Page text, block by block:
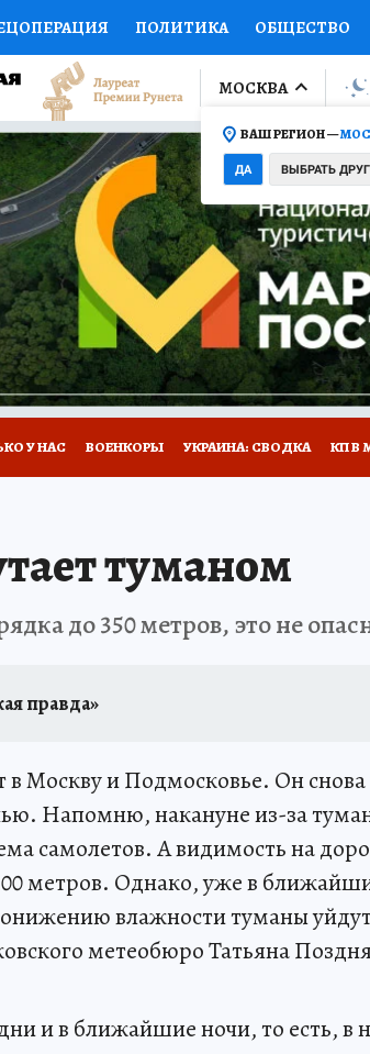
ПОЛИТИКА ОБЩЕСТВО
СПОРТ КОЛУМНИСТЫ
ФИНАНСЫ ОТКРЫВАЕМ МИР
НА СПОРТ ПРОМОКОДЫ
ТЕЛЕВИЗОР КОЛЛЕКЦИИ
ТЕСТЫ НОВОЕ НА САЙТЕ
МОСКВА
ВАШ РЕГИОН —
ДА ВЫБРАТЬ
У НАС ВОЕНКОРЫ УКРАИНА: СВОДКА КП В
туманом
до 350 метров, это не
правда»
Москву и Подмосковье. Он
Напомню, накануне из-за
самолетов. А видимость на
метров. Однако, уже в
влажности туманы
метеобюро Татьяна
и в ближайшие ночи, то есть, в